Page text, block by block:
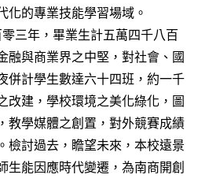
化的專業技能學習場域。
三年，畢業生計五萬四千八百
融與商業界之中堅，對社會、國
併計學生數達六十四班，約一千
改建，學校環境之美化綠化，圖
教學媒體之創置，對外競賽成績
檢討過去，瞻望未來，本校遠景
生能因應時代變遷，為南商開創